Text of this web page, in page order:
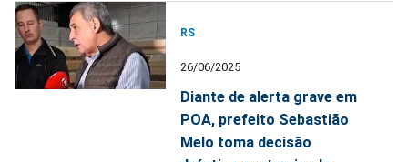
RS
26/06/2025
Diante de alerta grave em
POA, prefeito Sebastião
Melo toma decisão